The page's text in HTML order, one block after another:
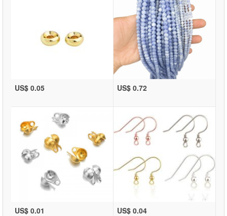
US$ 0.05 US$ 0.72
US$ 0.01 US$ 0.04